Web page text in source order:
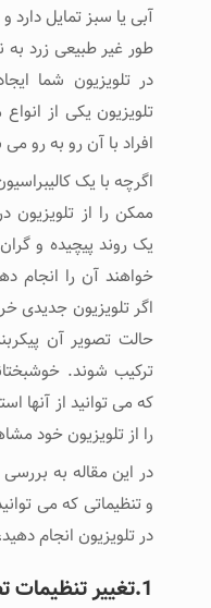
آبی یا سبز تمایل دارد
طور غیر طبیعی زرد
در تلویزیون شما
تلویزیون یکی از
افراد با آن رو به رو
اگرچه با یک
ممکن را از تلویزیون
یک روند پیچیده و
خواهند آن را انجام
اگر تلویزیون جدیدی
حالت تصویر آن
ترکیب شوند.
که می توانید از آنها
را از تلویزیون خود
در این مقاله به
و تنظیماتی که می
در تلویزیون انجام
1.تغییر تنظیمات تصویر تلویزیون